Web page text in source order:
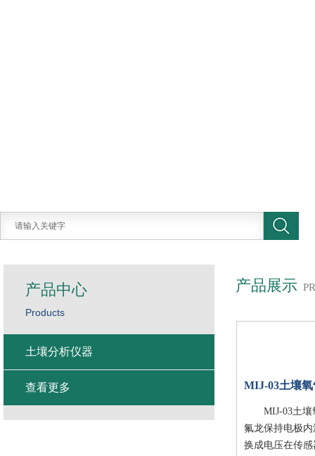
产品展示
MIJ-03土壤
MIJ-03土
氟龙保持电极
换成电压在传
产品中心
Products
土壤分析仪器
查看更多